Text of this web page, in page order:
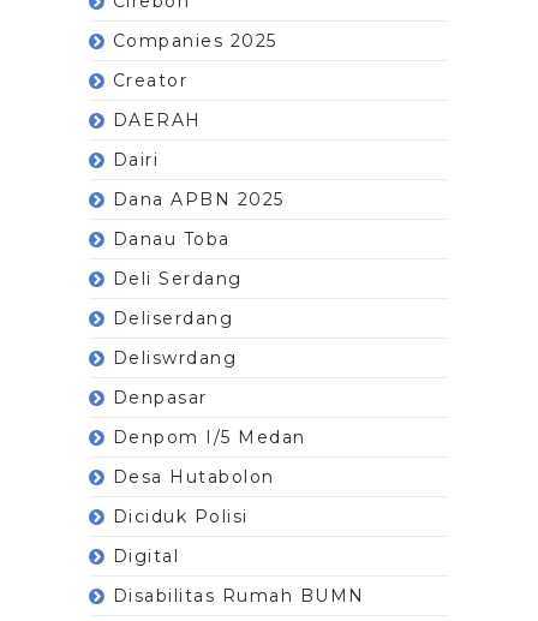
Companies 2025
Creator
DAERAH
Dairi
Dana APBN 2025
Danau Toba
Deli Serdang
Deliserdang
Deliswrdang
Denpasar
Denpom I/5 Medan
Desa Hutabolon
Diciduk Polisi
Digital
Disabilitas Rumah BUMN